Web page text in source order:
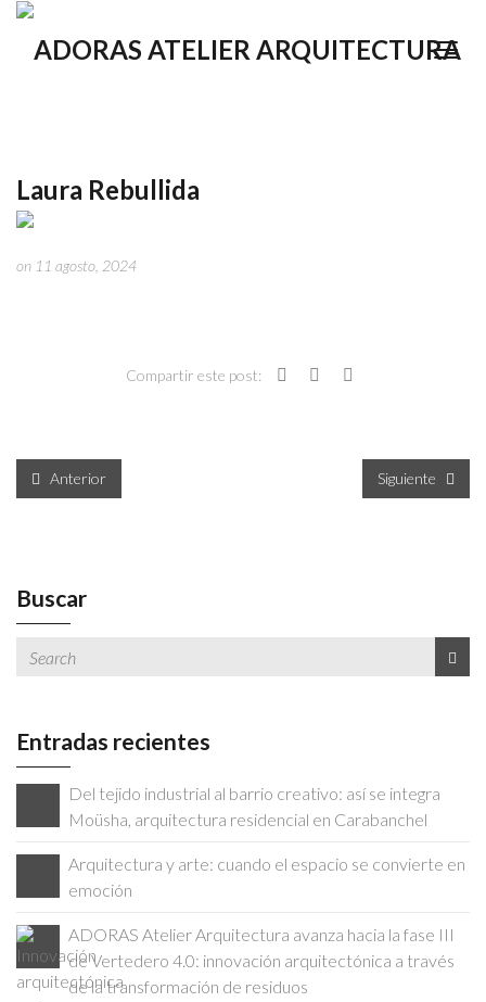
Laura Rebullida
on 11 agosto, 2024
Compartir este post:
Anterior Siguiente
Buscar
Entradas recientes
Del tejido industrial al barrio creativo: así se integra
Moüsha, arquitectura residencial en Carabanchel
Arquitectura y arte: cuando el espacio se convierte en
emoción
ADORAS Atelier Arquitectura avanza hacia la fase III
de Vertedero 4.0: innovación arquitectónica a través
de la transformación de residuos